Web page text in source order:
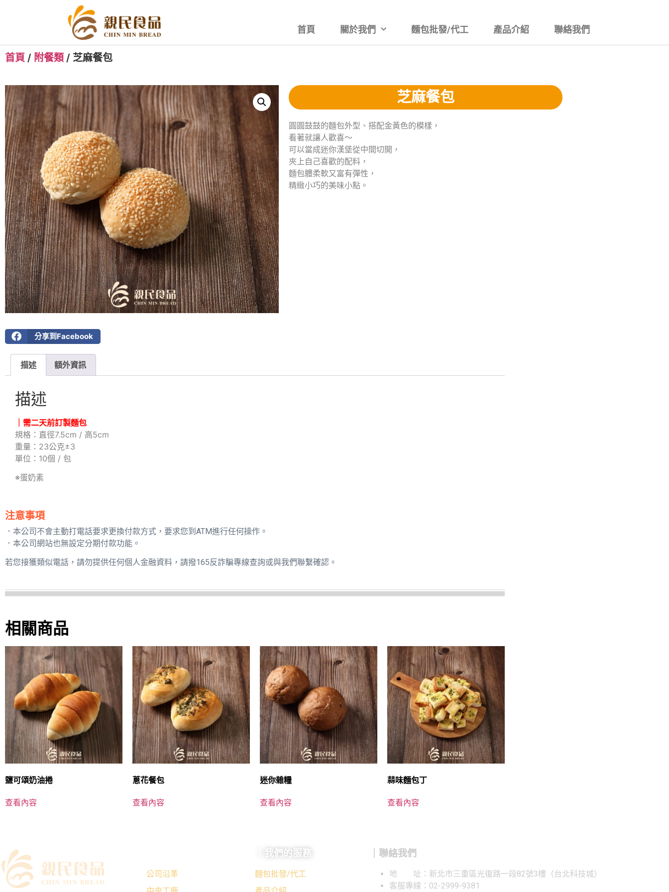
首頁 關於我們 麵包批發/代工 產品介紹 聯絡我們
首頁 / 附餐類 / 芝麻餐包
分享到Facebook
芝麻餐包
圓圓鼓鼓的麵包外型、搭配金黃色的模樣，
看著就讓人歡喜～
可以當成迷你漢堡從中間切開，
夾上自己喜歡的配料，
麵包體柔軟又富有彈性，
精緻小巧的美味小點。
描述 額外資訊
描述
｜需二天前訂製麵包
規格：直徑7.5cm / 高5cm
重量：23公克±3
單位：10個 / 包
※蛋奶素
注意事項
．本公司不會主動打電話要求更換付款方式，要求您到ATM進行任何操作。
．本公司網站也無設定分期付款功能。
若您接獲類似電話，請勿提供任何個人金融資料，請撥165反詐騙專線查詢或與我們聯繫確認。
相關商品
鹽可頌奶油捲
查看內容
蔥花餐包
查看內容
迷你雜糧
查看內容
蒜味麵包丁
查看內容
公司沿革
｜我們的服務
麵包批發/代工
｜聯絡我們
地 址：新北市三重區光復路一段82號3樓（台北科技城）
客服專線：02-2999-9381